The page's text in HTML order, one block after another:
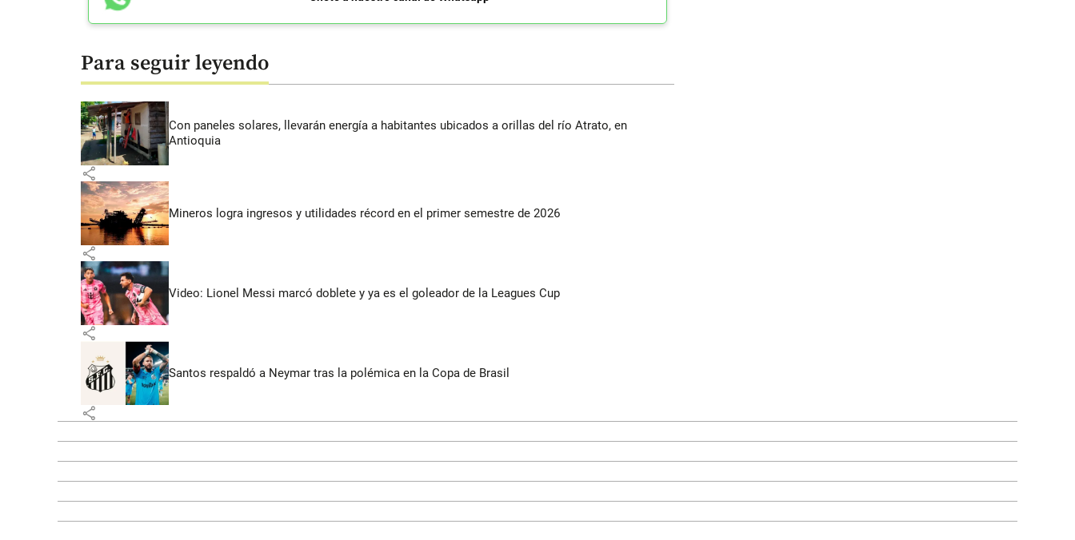
Para seguir leyendo
Con paneles solares, llevarán energía a habitantes ubicados a orillas del río Atrato, en
Antioquia
share
Mineros logra ingresos y utilidades récord en el primer semestre de 2026
share
Video: Lionel Messi marcó doblete y ya es el goleador de la Leagues Cup
share
Santos respaldó a Neymar tras la polémica en la Copa de Brasil
share